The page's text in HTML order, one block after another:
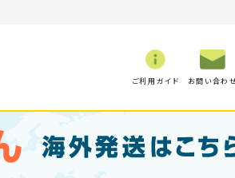
ご利用ガイド お問い合わ